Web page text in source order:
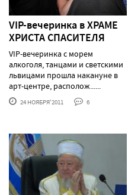
VIP-вечеринка в ХРАМЕ
ХРИСТА СПАСИТЕЛЯ
VIP-вечеринка с морем
алкоголя, танцами и светскими
львицами прошла накануне в
арт-центре, располож......
24 НОЯБРЯ'2011 6